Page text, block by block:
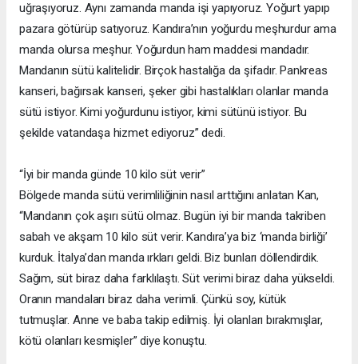
uğraşıyoruz. Aynı zamanda manda işi yapıyoruz. Yoğurt yapıp
pazara götürüp satıyoruz. Kandıra’nın yoğurdu meşhurdur ama
manda olursa meşhur. Yoğurdun ham maddesi mandadır.
Mandanın sütü kalitelidir. Birçok hastalığa da şifadır. Pankreas
kanseri, bağırsak kanseri, şeker gibi hastalıkları olanlar manda
sütü istiyor. Kimi yoğurdunu istiyor, kimi sütünü istiyor. Bu
şekilde vatandaşa hizmet ediyoruz” dedi.
“İyi bir manda günde 10 kilo süt verir”
Bölgede manda sütü verimliliğinin nasıl arttığını anlatan Kan,
“Mandanın çok aşırı sütü olmaz. Bugün iyi bir manda takriben
sabah ve akşam 10 kilo süt verir. Kandıra’ya biz ‘manda birliği’
kurduk. İtalya’dan manda ırkları geldi. Biz bunları döllendirdik.
Sağım, süt biraz daha farklılaştı. Süt verimi biraz daha yükseldi.
Oranın mandaları biraz daha verimli. Çünkü soy, kütük
tutmuşlar. Anne ve baba takip edilmiş. İyi olanları bırakmışlar,
kötü olanları kesmişler” diye konuştu.